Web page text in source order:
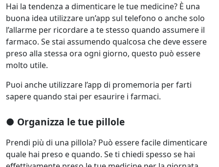
Hai la tendenza a dimenticare le tue medicine? È una
buona idea utilizzare un’app sul telefono o anche solo
l’allarme per ricordare a te stesso quando assumere il
farmaco. Se stai assumendo qualcosa che deve essere
preso alla stessa ora ogni giorno, questo può essere
molto utile.
Puoi anche utilizzare l’app di promemoria per farti
sapere quando stai per esaurire i farmaci.
● Organizza le tue pillole
Prendi più di una pillola? Può essere facile dimenticare
quale hai preso e quando. Se ti chiedi spesso se hai